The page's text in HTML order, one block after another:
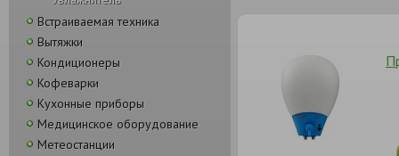
Встраиваемая техника
Вытяжки
Кондиционеры
Кофеварки
Кухонные приборы
Медицинское оборудование
Метеостанции